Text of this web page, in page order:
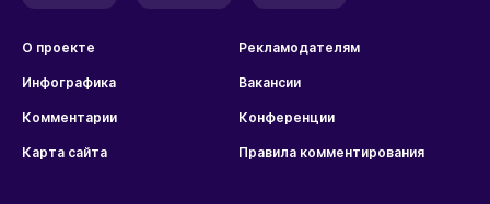
О проекте Рекламодателям
Инфографика Вакансии
Комментарии Конференции
Карта сайта Правила комментирования